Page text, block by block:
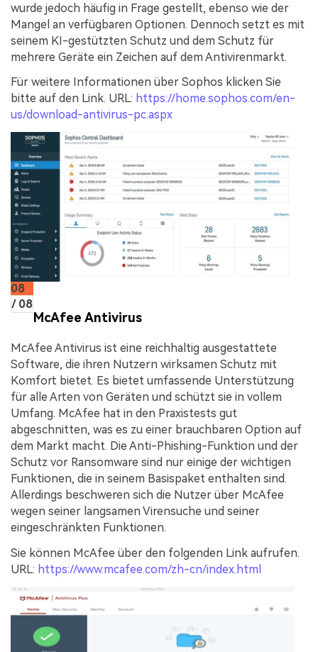
wurde jedoch häufig in Frage gestellt, ebenso wie der
Mangel an verfügbaren Optionen. Dennoch setzt es mit
seinem KI-gestützten Schutz und dem Schutz für
mehrere Geräte ein Zeichen auf dem Antivirenmarkt.
Für weitere Informationen über Sophos klicken Sie
bitte auf den Link. URL: https://home.sophos.com/en-
us/download-antivirus-pc.aspx
08
/ 08
McAfee Antivirus
McAfee Antivirus ist eine reichhaltig ausgestattete
Software, die ihren Nutzern wirksamen Schutz mit
Komfort bietet. Es bietet umfassende Unterstützung
für alle Arten von Geräten und schützt sie in vollem
Umfang. McAfee hat in den Praxistests gut
abgeschnitten, was es zu einer brauchbaren Option auf
dem Markt macht. Die Anti-Phishing-Funktion und der
Schutz vor Ransomware sind nur einige der wichtigen
Funktionen, die in seinem Basispaket enthalten sind.
Allerdings beschweren sich die Nutzer über McAfee
wegen seiner langsamen Virensuche und seiner
eingeschränkten Funktionen.
Sie können McAfee über den folgenden Link aufrufen.
URL: https://www.mcafee.com/zh-cn/index.html